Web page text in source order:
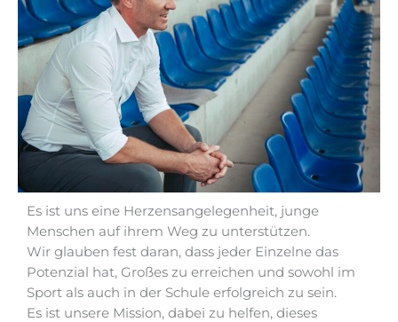
Es ist uns eine Herzensangelegenheit, junge
Menschen auf ihrem Weg zu unterstützen.
Wir glauben fest daran, dass jeder Einzelne das
Potenzial hat, Großes zu erreichen und sowohl im
Sport als auch in der Schule erfolgreich zu sein.
Es ist unsere Mission, dabei zu helfen, dieses